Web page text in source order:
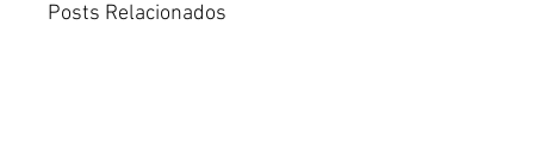
Posts Relacionados